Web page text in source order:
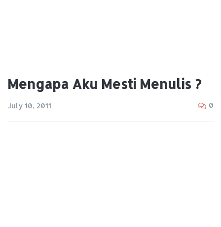
Mengapa Aku Mesti Menulis ?
July 10, 2011 0